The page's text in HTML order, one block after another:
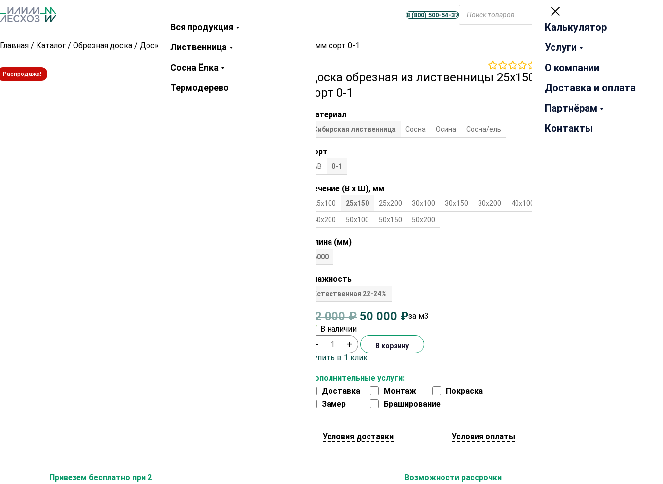
Телеграм
MAX8 (800) 500-54-37
Закрыть
Калькулятор
Услуги
О компании
Доставка и оплата
Партнёрам
Контакты
Закрыть
Вся продукция
Лиственница
Сосна Ёлка
Термодерево
Главная / Каталог / Обрезная доска / Доска обрезная из лиственницы 25х150х6000 мм сорт 0-1
отзывов
Распродажа!
Доска обрезная из лиственницы 25х150х6000 мм
сорт 0-1
Материал
Сибирская лиственница Cосна Осина Сосна/ель
Сорт
АВ 0-1
Сечение (В х Ш), мм
25х100 25х150 25х200 30х100 30х150 30х200 40х100
40х200 50х100 50х150 50х200
Длина (мм)
6000
Влажность
Естественная 22-24%
52 000₽ 50 000 ₽за м3
В наличии
Дополнительные услуги:
Доставка
Монтаж
Покраска
Замер
Браширование
- + В корзину
Купить в 1 клик
Условия доставки Условия оплаты
Привезем бесплатно при 2
Возможности рассрочки